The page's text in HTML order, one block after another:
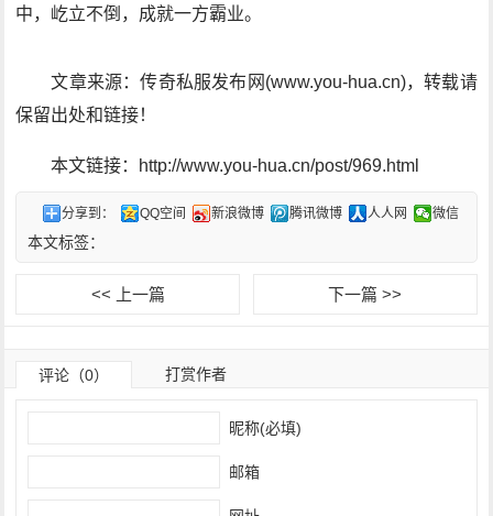
中，屹立不倒，成就一方霸业。
文章来源：传奇私服发布网(www.you-hua.cn)，转载请
保留出处和链接！
本文链接：http://www.you-hua.cn/post/969.html
分享到： QQ空间 新浪微博 腾讯微博 人人网 微信
本文标签：
<< 上一篇 下一篇 >>
评论（0） 打赏作者
昵称(必填)
邮箱